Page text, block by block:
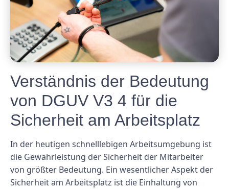
Verständnis der Bedeutung
von DGUV V3 4 für die
Sicherheit am Arbeitsplatz
In der heutigen schnelllebigen Arbeitsumgebung ist
die Gewährleistung der Sicherheit der Mitarbeiter
von größter Bedeutung. Ein wesentlicher Aspekt der
Sicherheit am Arbeitsplatz ist die Einhaltung von